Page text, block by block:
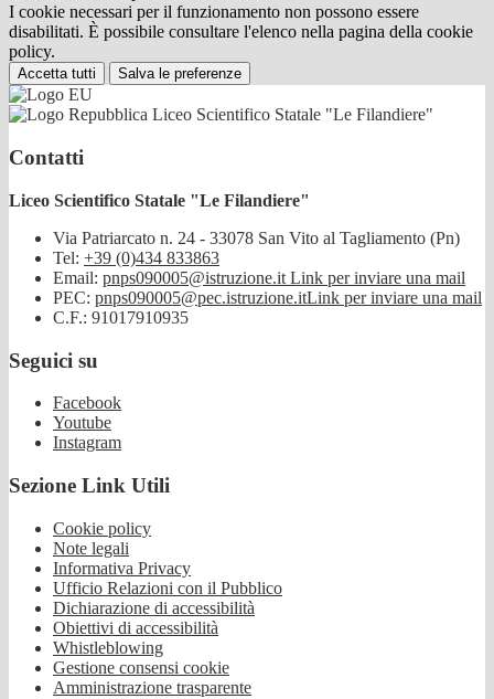
I cookie necessari per il funzionamento non possono essere
disabilitati. È possibile consultare l'elenco nella pagina della cookie
policy.
Accetta tutti Salva le preferenze
Liceo Scientifico Statale "Le Filandiere"
Contatti
Liceo Scientifico Statale "Le Filandiere"
Via Patriarcato n. 24 - 33078 San Vito al Tagliamento (Pn)
Tel: +39 (0)434 833863
Email: pnps090005@istruzione.it Link per inviare una mail
PEC: pnps090005@pec.istruzione.itLink per inviare una mail
C.F.: 91017910935
Seguici su
Facebook
Youtube
Instagram
Sezione Link Utili
Cookie policy
Note legali
Informativa Privacy
Ufficio Relazioni con il Pubblico
Dichiarazione di accessibilità
Obiettivi di accessibilità
Whistleblowing
Gestione consensi cookie
Amministrazione trasparente